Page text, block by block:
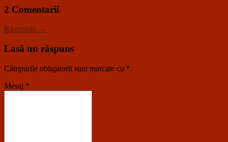
2 Comentarii
Răspunde →
Lasă un răspuns
Câmpurile obligatorii sunt marcate cu *.
Mesaj *